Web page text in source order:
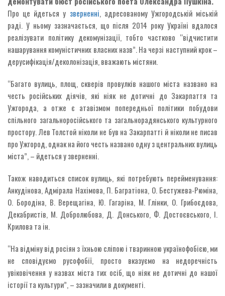
Про це йдеться у зверненні, адресованому Ужгородській міській
раді. У ньому зазначається, що після 2014 року Україні вдалося
реалізувати політику декомунізації, тобто частково “відчистити
нашарування комуністичних власних назв”. На черзі наступний крок –
дерусифікація/деколонізація, вважають містяни.
“Багато вулиць, площ, скверів провулків нашого міста названо на
честь російських діячів, які ніяк не дотичні до Закарпаття та
Ужгорода, а отже є атавізмом попередньої політики побудови
спільного загальноросійського та загальнорадянського культурного
простору. Лев Толстой ніколи не був на Закарпатті й ніколи не писав
про Ужгород, однак на його честь названо одну з центральних вулиць
міста”, – йдеться у зверненні.
Також наводиться список вулиць, які потребують перейменування:
Анкудінова, Адмірала Нахімова, П. Багратіона, О. Бестужева-Рюміна,
О. Бородіна, В. Верещагіна, Ю. Гагаріна, М. Глінки, О. Грибоєдова,
Декабристів, М. Добролюбова, Д. Донського, Ф. Достоєвського, І.
Крилова та ін.
“На відміну від росіян з їхньою сліпою і тваринною українофобією, ми
не сповідуємо русофобії, просто вказуємо на недоречність
увіковічення у назвах міста тих осіб, що ніяк не дотичні до нашої
історії та культури”, – зазначили в документі.